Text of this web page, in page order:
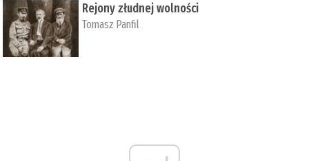
Rejony złudnej wolności
Tomasz Panfil